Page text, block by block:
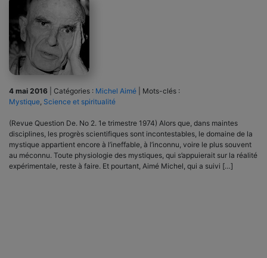
4 mai 2016 Catégories : Michel Aimé
Mots-clés :
Mystique Science et spiritualité
(Revue Question De. No 2. 1e trimestre 1974) Alors que, dans maintes
disciplines, les progrès scientifiques sont incontestables, le domaine de la
mystique appartient encore à l’ineffable, à l’inconnu, voire le plus souvent
au méconnu. Toute physiologie des mystiques, qui s’appuierait sur la réalité
expérimentale, reste à faire. Et pourtant, Aimé Michel, qui a suivi […]